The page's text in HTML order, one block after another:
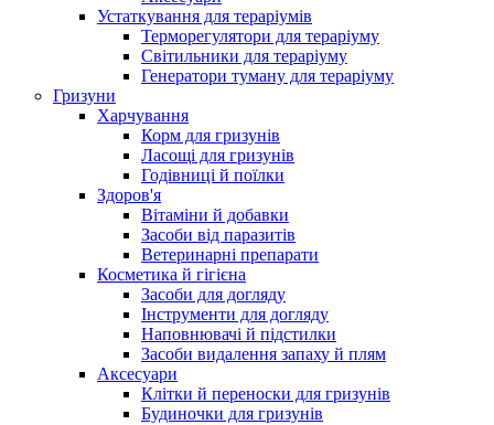
Устаткування для тераріумів
Терморегулятори для тераріуму
Світильники для тераріуму
Генератори туману для тераріуму
Гризуни
Харчування
Корм для гризунів
Ласощі для гризунів
Годівниці й поїлки
Здоров'я
Вітаміни й добавки
Засоби від паразитів
Ветеринарні препарати
Косметика й гігієна
Засоби для догляду
Інструменти для догляду
Наповнювачі й підстилки
Засоби видалення запаху й плям
Аксесуари
Клітки й переноски для гризунів
Будиночки для гризунів